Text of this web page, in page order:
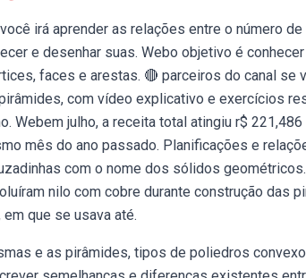
irá aprender as relações entre o número
e desenhar suas. Webo objetivo é
faces e arestas. 🔴 parceiros do canal
com vídeo explicativo e exercícios
Webem julho, a receita total atingiu r$
mês do ano passado. Planificações e
com o nome dos sólidos
nilo com cobre durante construção das
que se usava até.
e as pirâmides, tipos de poliedros